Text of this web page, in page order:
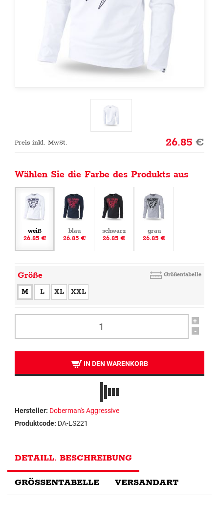
Preis inkl. MwSt. 26.85€
Wählen Sie die Farbe des Produkts aus
weiß
26.85 €
blau
26.85 €
schwarz
26.85 €
grau
26.85 €
Größe Größentabelle
M L XL XXL
+
-
IN DEN WARENKORB
Hersteller: Doberman's Aggressive
Produktcode: DA-LS221
DETAILL. BESCHREIBUNG
GRÖSSENTABELLE VERSANDART